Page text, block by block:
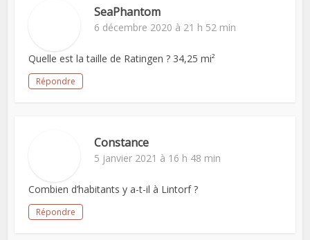
SeaPhantom
6 décembre 2020 à 21 h 52 min
Quelle est la taille de Ratingen ? 34,25 mi²
Répondre
Constance
5 janvier 2021 à 16 h 48 min
Combien d’habitants y a-t-il à Lintorf ?
Répondre